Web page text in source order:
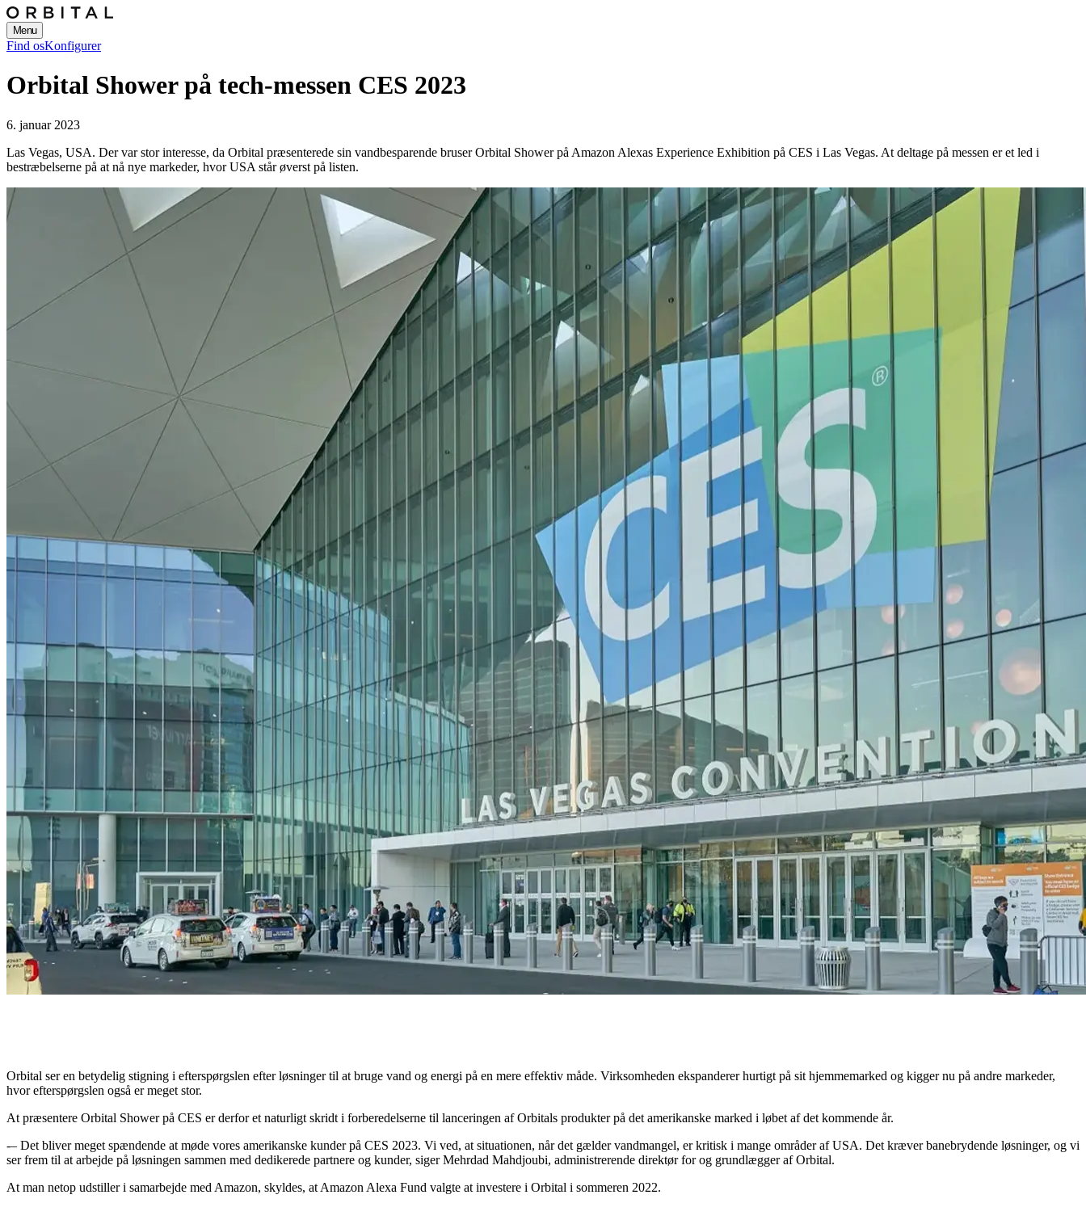
Menu
Find osKonfigurer
Orbital Shower på tech-messen CES 2023
6. januar 2023
Las Vegas, USA. Der var stor interesse, da Orbital præsenterede sin vandbesparende bruser Orbital Shower på Amazon Alexas Experience Exhibition på CES i Las Vegas. At deltage på messen er et led i
bestræbelserne på at nå nye markeder, hvor USA står øverst på listen.
Orbital ser en betydelig stigning i efterspørgslen efter løsninger til at bruge vand og energi på en mere effektiv måde. Virksomheden ekspanderer hurtigt på sit hjemmemarked og kigger nu på andre markeder,
hvor efterspørgslen også er meget stor.
At præsentere Orbital Shower på CES er derfor et naturligt skridt i forberedelserne til lanceringen af Orbitals produkter på det amerikanske marked i løbet af det kommende år.
-– Det bliver meget spændende at møde vores amerikanske kunder på CES 2023. Vi ved, at situationen, når det gælder vandmangel, er kritisk i mange områder af USA. Det kræver banebrydende løsninger, og vi
ser frem til at arbejde på løsningen sammen med dedikerede partnere og kunder, siger Mehrdad Mahdjoubi, administrerende direktør for og grundlægger af Orbital.
At man netop udstiller i samarbejde med Amazon, skyldes, at Amazon Alexa Fund valgte at investere i Orbital i sommeren 2022.